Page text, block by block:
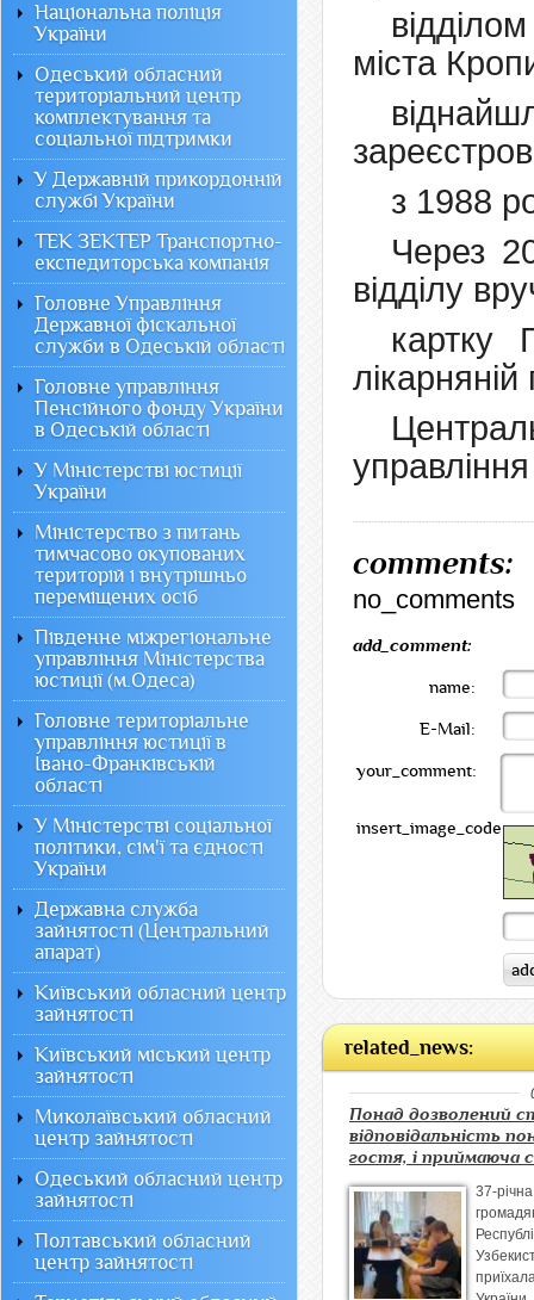
міста
з 1988
Через
відділу
картку
лікарняній
comments:
no_comments
add_comment:
name:
E-Mail:
your_comment:
insert_image_code:
related_news:
Понад дозволений
відповідальність
гостя, і приймаюча
37-річна
Національна поліція
України
Одеський обласний
територіальний центр
комплектування та
соціальної підтримки
У Державній прикордонній
службі України
ТЕК ЗЕКТЕР Транспортно-
експедиторська компанія
Головне Управління
Державної фіскальної
служби в Одеській області
Головне управління
Пенсійного фонду України
в Одеській області
У Міністерстві юстиції
України
Міністерство з питань
тимчасово окупованих
територій і внутрішньо
переміщених осіб
Південне міжрегіональне
управління Міністерства
юстиції (м.Одеса)
Головне територіальне
управління юстиції в
Івано-Франківській
області
У Міністерстві соціальної
політики, сім'ї та єдності
України
Державна служба
зайнятості (Центральний
апарат)
Київський обласний центр
зайнятості
Київський міський центр
зайнятості
Миколаївський обласний
центр зайнятості
Одеський обласний центр
зайнятості
Полтавський обласний
центр зайнятості